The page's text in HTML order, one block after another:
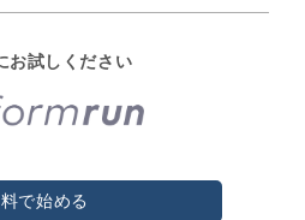
お試しください
で始める